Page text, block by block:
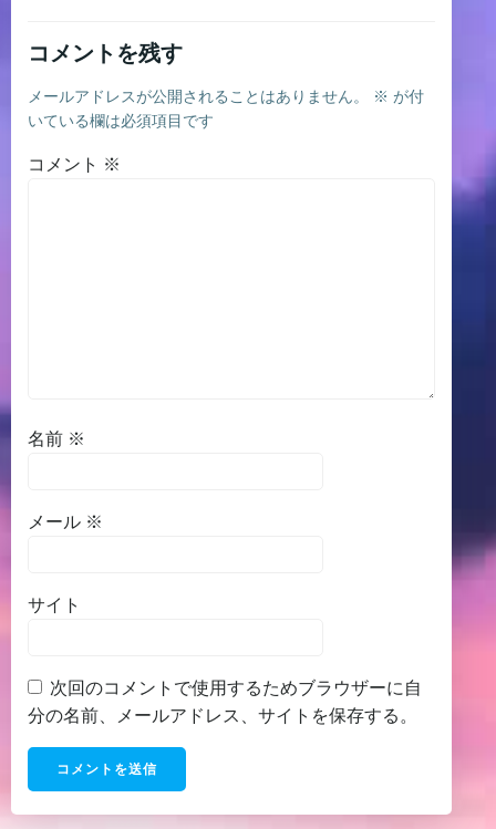
コメントを残す
メールアドレスが公開されることはありません。 ※ が付
いている欄は必須項目です
コメント ※
名前 ※
メール ※
サイト
次回のコメントで使用するためブラウザーに自
分の名前、メールアドレス、サイトを保存する。